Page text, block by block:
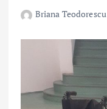
Briana Teodorescu